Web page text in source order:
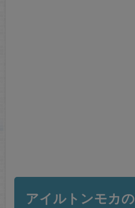
アイルトンモカ